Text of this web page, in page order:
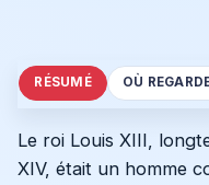
RÉSUMÉ OÙ
Le roi Louis XIII,
XIV, était un homme